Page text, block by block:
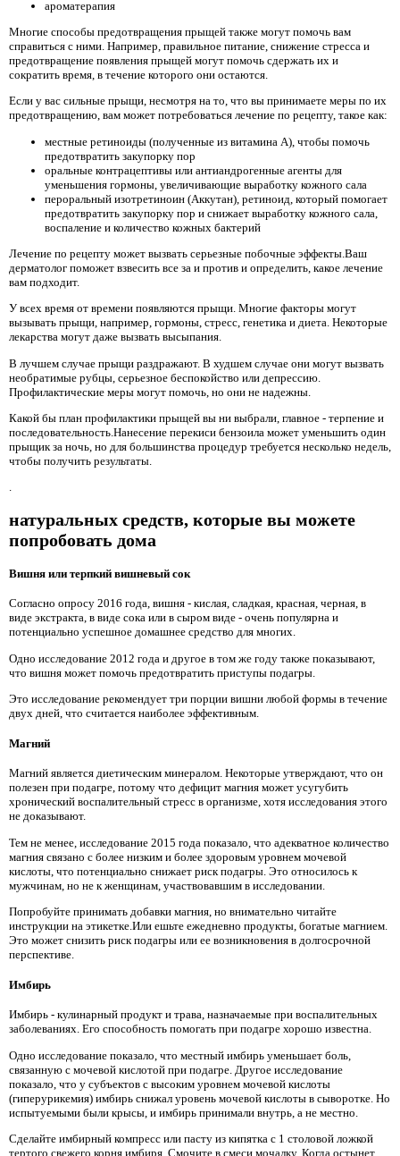
ароматерапия
Многие способы предотвращения прыщей также могут помочь вам
справиться с ними. Например, правильное питание, снижение стресса и
предотвращение появления прыщей могут помочь сдержать их и
сократить время, в течение которого они остаются.
Если у вас сильные прыщи, несмотря на то, что вы принимаете меры по их
предотвращению, вам может потребоваться лечение по рецепту, такое как:
местные ретиноиды (полученные из витамина А), чтобы помочь
предотвратить закупорку пор
оральные контрацептивы или антиандрогенные агенты для
уменьшения гормоны, увеличивающие выработку кожного сала
пероральный изотретиноин (Аккутан), ретиноид, который помогает
предотвратить закупорку пор и снижает выработку кожного сала,
воспаление и количество кожных бактерий
Лечение по рецепту может вызвать серьезные побочные эффекты.Ваш
дерматолог поможет взвесить все за и против и определить, какое лечение
вам подходит.
У всех время от времени появляются прыщи. Многие факторы могут
вызывать прыщи, например, гормоны, стресс, генетика и диета. Некоторые
лекарства могут даже вызвать высыпания.
В лучшем случае прыщи раздражают. В худшем случае они могут вызвать
необратимые рубцы, серьезное беспокойство или депрессию.
Профилактические меры могут помочь, но они не надежны.
Какой бы план профилактики прыщей вы ни выбрали, главное - терпение и
последовательность.Нанесение перекиси бензоила может уменьшить один
прыщик за ночь, но для большинства процедур требуется несколько недель,
чтобы получить результаты.
.
натуральных средств, которые вы можете
попробовать дома
Вишня или терпкий вишневый сок
Согласно опросу 2016 года, вишня - кислая, сладкая, красная, черная, в
виде экстракта, в виде сока или в сыром виде - очень популярна и
потенциально успешное домашнее средство для многих.
Одно исследование 2012 года и другое в том же году также показывают,
что вишня может помочь предотвратить приступы подагры.
Это исследование рекомендует три порции вишни любой формы в течение
двух дней, что считается наиболее эффективным.
Магний
Магний является диетическим минералом. Некоторые утверждают, что он
полезен при подагре, потому что дефицит магния может усугубить
хронический воспалительный стресс в организме, хотя исследования этого
не доказывают.
Тем не менее, исследование 2015 года показало, что адекватное количество
магния связано с более низким и более здоровым уровнем мочевой
кислоты, что потенциально снижает риск подагры. Это относилось к
мужчинам, но не к женщинам, участвовавшим в исследовании.
Попробуйте принимать добавки магния, но внимательно читайте
инструкции на этикетке.Или ешьте ежедневно продукты, богатые магнием.
Это может снизить риск подагры или ее возникновения в долгосрочной
перспективе.
Имбирь
Имбирь - кулинарный продукт и трава, назначаемые при воспалительных
заболеваниях. Его способность помогать при подагре хорошо известна.
Одно исследование показало, что местный имбирь уменьшает боль,
связанную с мочевой кислотой при подагре. Другое исследование
показало, что у субъектов с высоким уровнем мочевой кислоты
(гиперурикемия) имбирь снижал уровень мочевой кислоты в сыворотке. Но
испытуемыми были крысы, и имбирь принимали внутрь, а не местно.
Сделайте имбирный компресс или пасту из кипятка с 1 столовой ложкой
тертого свежего корня имбиря. Смочите в смеси мочалку. Когда остынет,